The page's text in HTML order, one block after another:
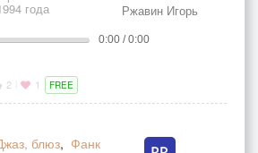
года Ржавин Игорь
0:00 / 0:00
2 1 FREE
блюз, Фанк